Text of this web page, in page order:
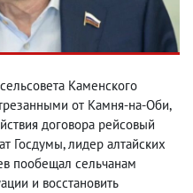
Каменского
от Камня-на-Оби,
договора рейсовый
Госдумы, лидер алтайских
пообещал сельчанам
и восстановить